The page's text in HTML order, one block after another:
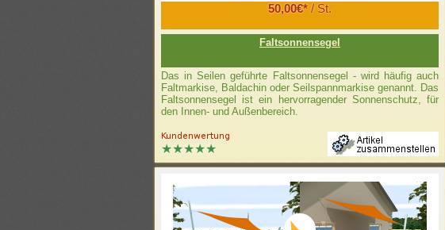
50,00€*/ St.
Faltsonnensegel
Das in Seilen geführte Faltsonnensegel - wird häufig auch
Faltmarkise, Baldachin oder Seilspannmarkise genannt. Das
Faltsonnensegel ist ein hervorragender Sonnenschutz, für
den Innen- und Außenbereich.